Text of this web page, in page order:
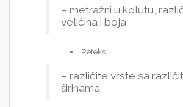
– metražni u kolutu,
veličina i boja
Reteks
– različite vrste sa
širinama